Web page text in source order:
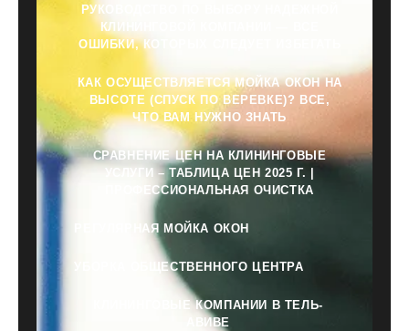
РУКОВОДСТВО ПО ВЫБОРУ НАДЕЖНОЙ
КЛИНИНГОВОЙ КОМПАНИИ — ВСЕ
ОШИБКИ, КОТОРЫХ СЛЕДУЕТ ИЗБЕГАТЬ
КАК ОСУЩЕСТВЛЯЕТСЯ МОЙКА ОКОН НА
ВЫСОТЕ (СПУСК ПО ВЕРЕВКЕ)? ВСЕ,
ЧТО ВАМ НУЖНО ЗНАТЬ
СРАВНЕНИЕ ЦЕН НА КЛИНИНГОВЫЕ
УСЛУГИ – ТАБЛИЦА ЦЕН 2025 Г. |
ПРОФЕССИОНАЛЬНАЯ ОЧИСТКА
РЕГУЛЯРНАЯ МОЙКА ОКОН
УБОРКА ОБЩЕСТВЕННОГО ЦЕНТРА
КЛИНИНГОВЫЕ КОМПАНИИ В ТЕЛЬ-
АВИВЕ